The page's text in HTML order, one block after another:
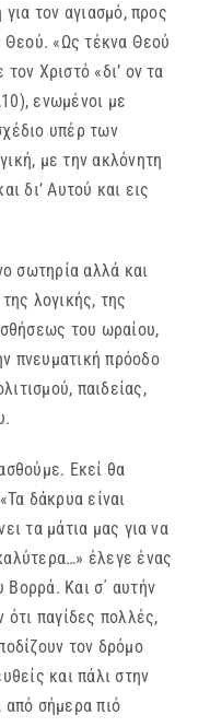
τον αγιασμό, προς
Θεού. «Ως τέκνα Θεού
Χριστό «δι’ ον τα
ενωμένοι με
υπέρ των
με την ακλόνητη
δι’ Αυτού και εις
σωτηρία αλλά και
λογικής, της
του ωραίου,
πνευματική πρόοδο
παιδείας,
Εκεί θα
δάκρυα είναι
τα μάτια μας για να
έλεγε ένας
Και σ΄ αυτήν
παγίδες πολλές,
τον δρόμο
και πάλι στην
από σήμερα πιό